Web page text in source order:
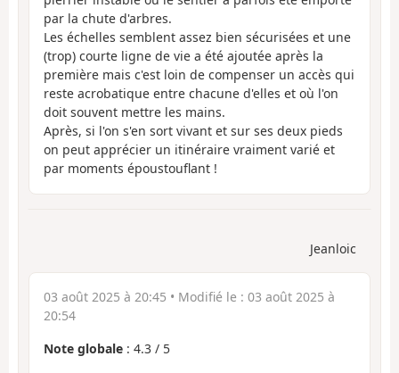
par la chute d'arbres.
Les échelles semblent assez bien sécurisées et une
(trop) courte ligne de vie a été ajoutée après la
première mais c'est loin de compenser un accès qui
reste acrobatique entre chacune d'elles et où l'on
doit souvent mettre les mains.
Après, si l'on s'en sort vivant et sur ses deux pieds
on peut apprécier un itinéraire vraiment varié et
par moments époustouflant !
Jeanloic
03 août 2025 à 20:45 • Modifié le : 03 août 2025 à
20:54
Note globale : 4.3 / 5